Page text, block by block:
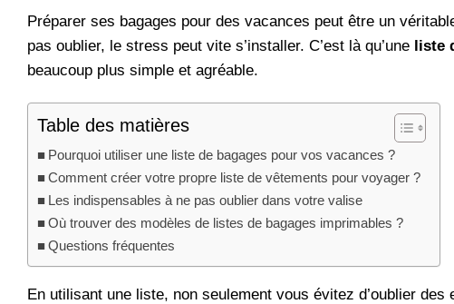
Préparer ses bagages pour des vacances peut être un
pas oublier, le stress peut vite s’installer. C’est là qu’une liste
beaucoup plus simple et agréable.
Table des matières
Pourquoi utiliser une liste de bagages pour vos vacances ?
Comment créer votre propre liste de vêtements pour voyager ?
Les indispensables à ne pas oublier dans votre valise
Où trouver des modèles de listes de bagages imprimables ?
Questions fréquentes
En utilisant une liste, non seulement vous évitez d’oublier